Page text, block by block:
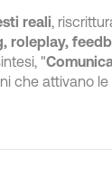
reali,
roleplay,
"
che attivano